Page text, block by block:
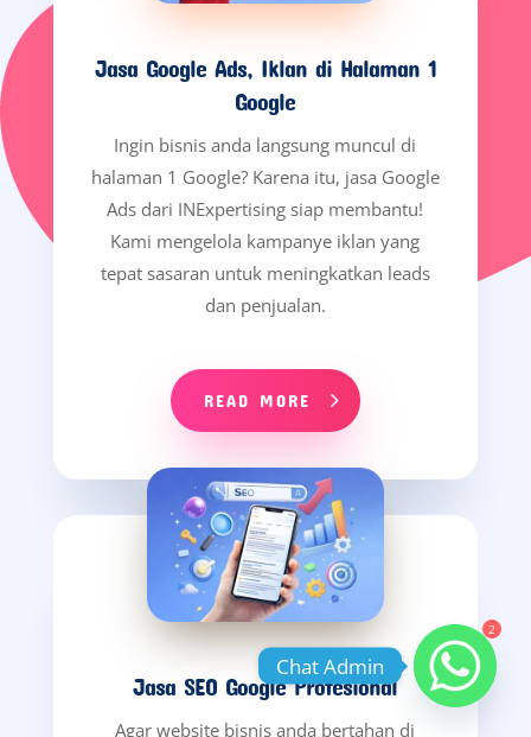
Jasa Google Ads, Iklan di Halaman 1
Google
Ingin bisnis anda langsung muncul di
halaman 1 Google? Karena itu, jasa Google
Ads dari INExpertising siap membantu!
Kami mengelola kampanye iklan yang
tepat sasaran untuk meningkatkan leads
dan penjualan.
READ MORE
Jasa SEO Google Profesional
Agar website bisnis anda bertahan di
2
Chat Admin